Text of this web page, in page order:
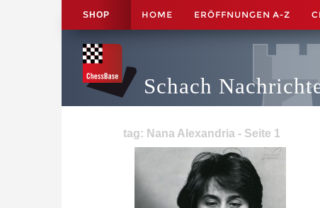
SHOP HOME ERÖFFNUNGEN A-Z
Schach
tag: Nana Alexandria - Seite 1